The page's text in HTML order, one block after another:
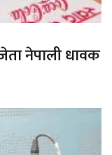
नेपाली धावक